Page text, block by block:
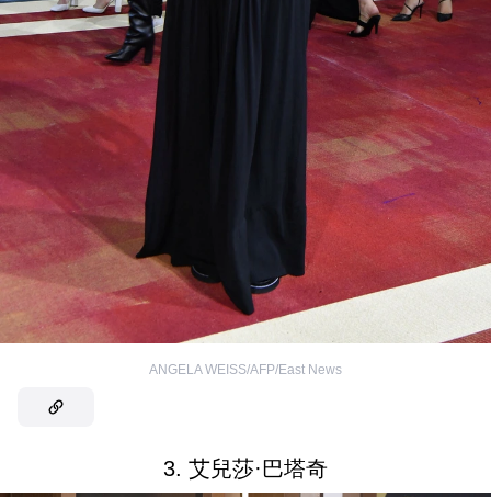
ANGELA WEISS/AFP/East News
3. 艾兒莎·巴塔奇